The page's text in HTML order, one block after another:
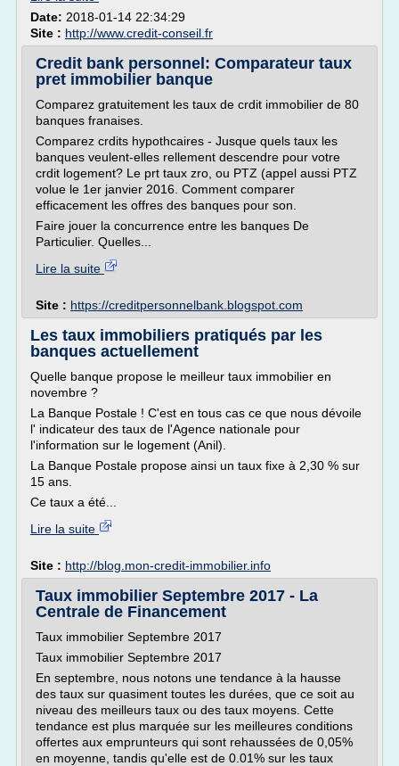
Date: 2018-01-14 22:34:29
Site : http://www.credit-conseil.fr
Credit bank personnel: Comparateur taux
pret immobilier banque
Comparez gratuitement les taux de crdit immobilier de 80
banques franaises.
Comparez crdits hypothcaires - Jusque quels taux les
banques veulent-elles rellement descendre pour votre
crdit logement? Le prt taux zro, ou PTZ (appel aussi PTZ
volue le 1er janvier 2016. Comment comparer
efficacement les offres des banques pour son.
Faire jouer la concurrence entre les banques De
Particulier. Quelles...
Lire la suite
Site : https://creditpersonnelbank.blogspot.com
Les taux immobiliers pratiqués par les
banques actuellement
Quelle banque propose le meilleur taux immobilier en
novembre ?
La Banque Postale ! C'est en tous cas ce que nous dévoile
l' indicateur des taux de l'Agence nationale pour
l'information sur le logement (Anil).
La Banque Postale propose ainsi un taux fixe à 2,30 % sur
15 ans.
Ce taux a été...
Lire la suite
Site : http://blog.mon-credit-immobilier.info
Taux immobilier Septembre 2017 - La
Centrale de Financement
Taux immobilier Septembre 2017
Taux immobilier Septembre 2017
En septembre, nous notons une tendance à la hausse
des taux sur quasiment toutes les durées, que ce soit au
niveau des meilleurs taux ou des taux moyens. Cette
tendance est plus marquée sur les meilleures conditions
offertes aux emprunteurs qui sont rehaussées de 0,05%
en moyenne, tandis qu'elle est de 0.01% sur les taux